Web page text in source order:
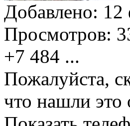
Добавлено: 12
Просмотров:
+7 484 ...
Пожалуйста,
что нашли это